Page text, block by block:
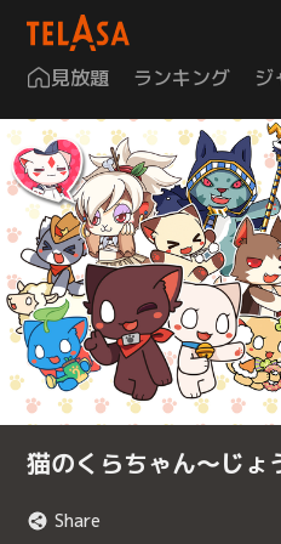
見放題 ランキング ジ
猫のくらちゃん～じょ
Share